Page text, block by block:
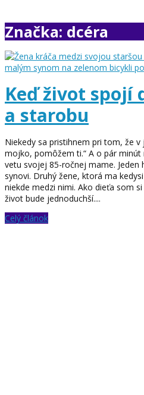
Značka: dcéra
Keď život spojí
a starobu
Niekedy sa pristihnem pri tom, že v
mojko, pomôžem ti.“ A o pár
vetu svojej 85-ročnej mame.
synovi. Druhý žene, ktorá ma
niekde medzi nimi. Ako dieťa som
život bude jednoduchší....
Celý článok